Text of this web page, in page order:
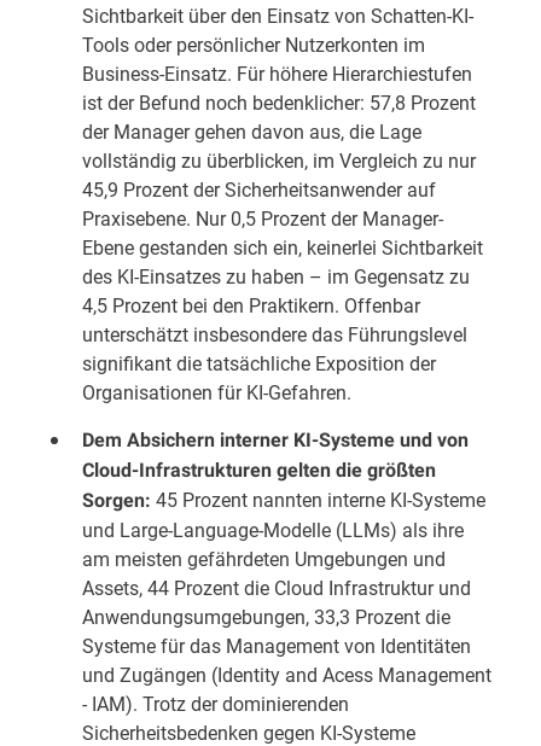
Sichtbarkeit über den Einsatz von Schatten-KI-
Tools oder persönlicher Nutzerkonten im
Business-Einsatz. Für höhere Hierarchiestufen
ist der Befund noch bedenklicher: 57,8 Prozent
der Manager gehen davon aus, die Lage
vollständig zu überblicken, im Vergleich zu nur
45,9 Prozent der Sicherheitsanwender auf
Praxisebene. Nur 0,5 Prozent der Manager-
Ebene gestanden sich ein, keinerlei Sichtbarkeit
des KI-Einsatzes zu haben – im Gegensatz zu
4,5 Prozent bei den Praktikern. Offenbar
unterschätzt insbesondere das Führungslevel
signifikant die tatsächliche Exposition der
Organisationen für KI-Gefahren.
Dem Absichern interner KI-Systeme und von
Cloud-Infrastrukturen gelten die größten
Sorgen: 45 Prozent nannten interne KI-Systeme
und Large-Language-Modelle (LLMs) als ihre
am meisten gefährdeten Umgebungen und
Assets, 44 Prozent die Cloud Infrastruktur und
Anwendungsumgebungen, 33,3 Prozent die
Systeme für das Management von Identitäten
und Zugängen (Identity and Acess Management
- IAM). Trotz der dominierenden
Sicherheitsbedenken gegen KI-Systeme